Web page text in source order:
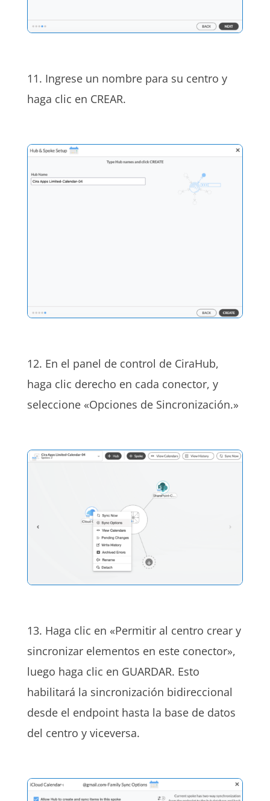
11. Ingrese un nombre para su centro y
haga clic en CREAR.
12. En el panel de control de CiraHub,
haga clic derecho en cada conector, y
seleccione «Opciones de Sincronización.»
13. Haga clic en «Permitir al centro crear y
sincronizar elementos en este conector»,
luego haga clic en GUARDAR. Esto
habilitará la sincronización bidireccional
desde el endpoint hasta la base de datos
del centro y viceversa.